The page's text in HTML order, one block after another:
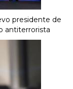
presidente de
antiterrorista